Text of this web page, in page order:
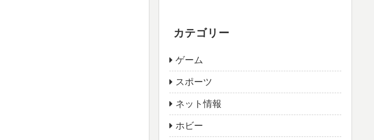
カテゴリー
ゲーム
スポーツ
ネット情報
ホビー